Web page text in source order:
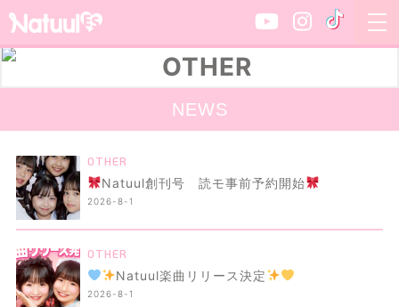
NEWS
OTHER
Natuul創刊号 読モ事前予約開始
2026-8-1
OTHER
Natuul楽曲リリース決定
2026-8-1